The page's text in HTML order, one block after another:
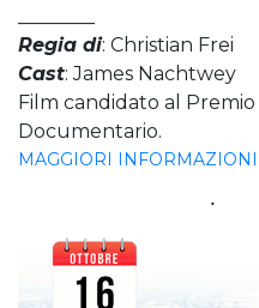
Regia di: Christian Frei
Cast: James Nachtwey
Film candidato al
Documentario.
MAGGIORI INFORMAZIONI